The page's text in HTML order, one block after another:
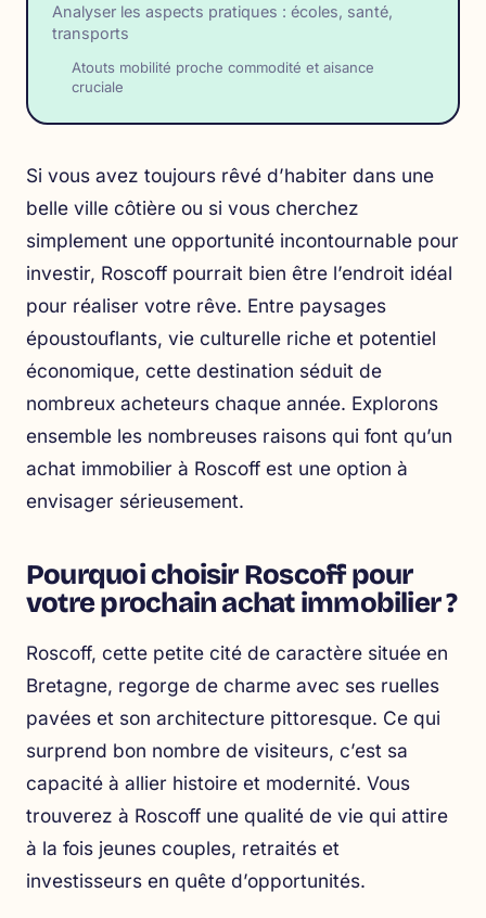
Analyser les aspects pratiques : écoles, santé,
transports
Atouts mobilité proche commodité et aisance
cruciale
Si vous avez toujours rêvé d’habiter dans une
belle ville côtière ou si vous cherchez
simplement une opportunité incontournable pour
investir, Roscoff pourrait bien être l’endroit idéal
pour réaliser votre rêve. Entre paysages
époustouflants, vie culturelle riche et potentiel
économique, cette destination séduit de
nombreux acheteurs chaque année. Explorons
ensemble les nombreuses raisons qui font qu’un
achat immobilier à Roscoff est une option à
envisager sérieusement.
Pourquoi choisir Roscoff pour
votre prochain achat immobilier ?
Roscoff, cette petite cité de caractère située en
Bretagne, regorge de charme avec ses ruelles
pavées et son architecture pittoresque. Ce qui
surprend bon nombre de visiteurs, c’est sa
capacité à allier histoire et modernité. Vous
trouverez à Roscoff une qualité de vie qui attire
à la fois jeunes couples, retraités et
investisseurs en quête d’opportunités.